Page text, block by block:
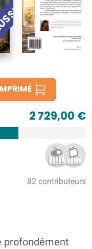
!
2 729,00 €
82 contributeurs
profondément